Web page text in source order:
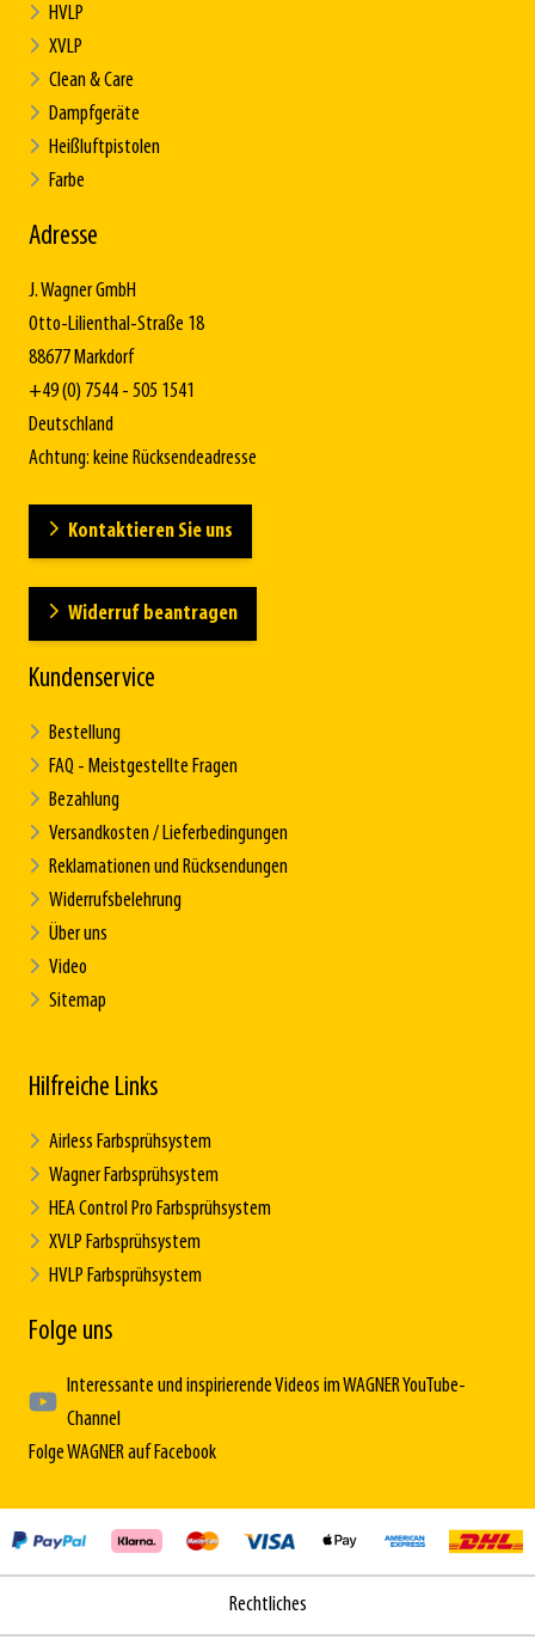
HVLP
XVLP
Clean & Care
Dampfgeräte
Heißluftpistolen
Farbe
Adresse
J. Wagner GmbH
Otto-Lilienthal-Straße 18
88677 Markdorf
+49 (0) 7544 - 505 1541
Deutschland
Achtung: keine Rücksendeadresse
Kontaktieren Sie uns
Widerruf beantragen
Kundenservice
Bestellung
FAQ - Meistgestellte Fragen
Bezahlung
Versandkosten / Lieferbedingungen
Reklamationen und Rücksendungen
Widerrufsbelehrung
Über uns
Video
Sitemap
Hilfreiche Links
Airless Farbsprühsystem
Wagner Farbsprühsystem
HEA Control Pro Farbsprühsystem
XVLP Farbsprühsystem
HVLP Farbsprühsystem
Folge uns
Interessante und inspirierende Videos im WAGNER YouTube-
Channel
Folge WAGNER auf Facebook
Rechtliches